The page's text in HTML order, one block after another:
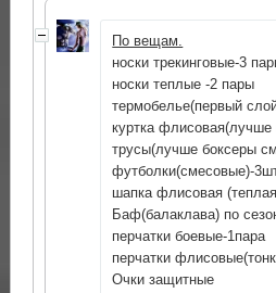
По вещам.
носки трекинговые-3
носки теплые -2 пары
термобелье(первый
куртка флисовая(лучше
трусы(лучше боксеры
футболки(смесовые)-
шапка флисовая
Баф(балаклава) по
перчатки боевые-1пара
перчатки
Очки защитные